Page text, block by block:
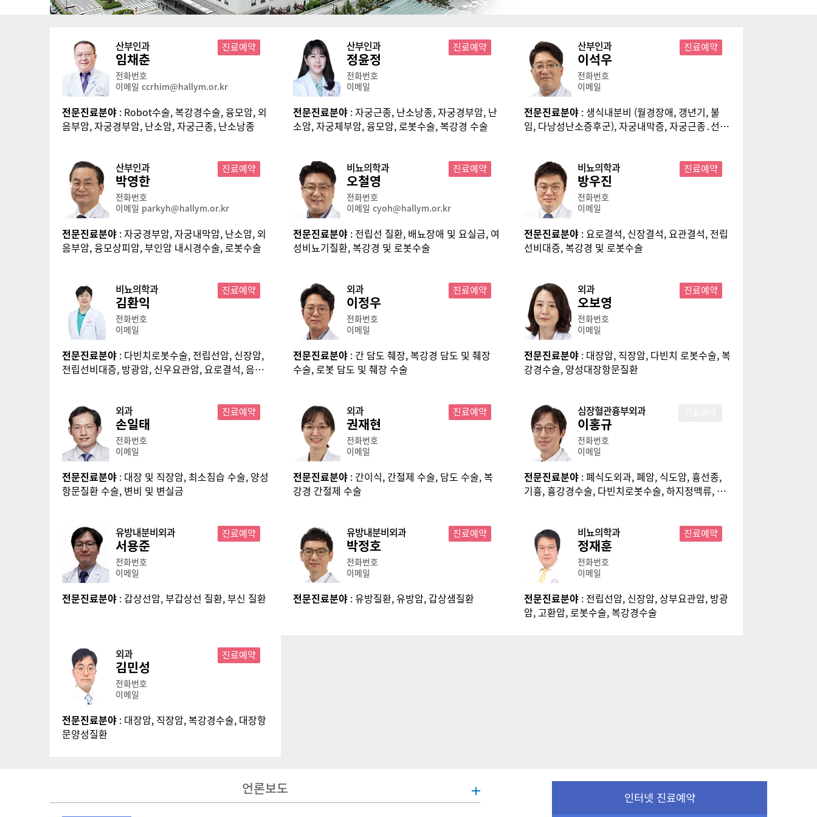
산부인과
임채춘
전화번호
이메일 ccrhim@hallym.or.kr
진료예약
전문진료분야 : Robot수술, 복강경수술, 융모암, 외
음부암, 자궁경부암, 난소암, 자궁근종, 난소낭종
산부인과
정윤정
전화번호
이메일
진료예약
전문진료분야: 자궁근종, 난소낭종, 자궁경부암, 난
소암, 자궁체부암, 융모암, 로봇수술, 복강경 수술
산부인과
이석우
전화번호
이메일
진료예약
전문진료분야: 생식내분비 (월경장애, 갱년기, 불
임, 다낭성난소증후군), 자궁내막증, 자궁근종․선근
산부인과
박영한
전화번호
이메일 parkyh@hallym.or.kr
진료예약
전문진료분야 : 자궁경부암, 자궁내막암, 난소암, 외
음부암, 융모상피암, 부인암 내시경수술, 로봇수술
비뇨의학과
오철영
전화번호
이메일 cyoh@hallym.or.kr
진료예약
전문진료분야: 전립선 질환, 배뇨장애 및 요실금, 여
성비뇨기질환, 복강경 및 로봇수술
비뇨의학과
방우진
전화번호
이메일
진료예약
전문진료분야: 요로결석, 신장결석, 요관결석, 전립
선비대증, 복강경 및 로봇수술
비뇨의학과
김환익
전화번호
이메일
진료예약
전문진료분야 : 다빈치로봇수술, 전립선암, 신장암,
전립선비대증, 방광암, 신우요관암, 요로결석, 음낭
외과
이정우
전화번호
이메일
진료예약
전문진료분야: 간 담도 췌장, 복강경 담도 및 췌장
수술, 로봇 담도 및 췌장 수술
외과
오보영
전화번호
이메일
진료예약
전문진료분야: 대장암, 직장암, 다빈치 로봇수술, 복
강경수술, 양성대장항문질환
외과
손일태
전화번호
이메일
진료예약
전문진료분야 : 대장 및 직장암, 최소침습 수술, 양성
항문질환 수술, 변비 및 변실금
외과
권재현
전화번호
이메일
진료예약
전문진료분야: 간이식, 간절제 수술, 담도 수술, 복
강경 간절제 수술
심장혈관흉부외과
이홍규
전화번호
이메일
전문진료분야: 폐식도외과, 폐암, 식도암, 흉선종,
기흉, 흉강경수술, 다빈치로봇수술, 하지정맥류, 다
유방내분비외과
서용준
전화번호
이메일
진료예약
전문진료분야 : 갑상선암, 부갑상선 질환, 부신 질환
유방내분비외과
박정호
전화번호
이메일
진료예약
전문진료분야 : 유방질환, 유방암, 갑상샘질환
비뇨의학과
정재훈
전화번호
이메일
진료예약
전문진료분야: 전립선암, 신장암, 상부요관암, 방광
암, 고환암, 로봇수술, 복강경수술
외과
김민성
전화번호
이메일
진료예약
전문진료분야 : 대장암, 직장암, 복강경수술, 대장항
문양성질환
언론보도
인터넷 진료예약